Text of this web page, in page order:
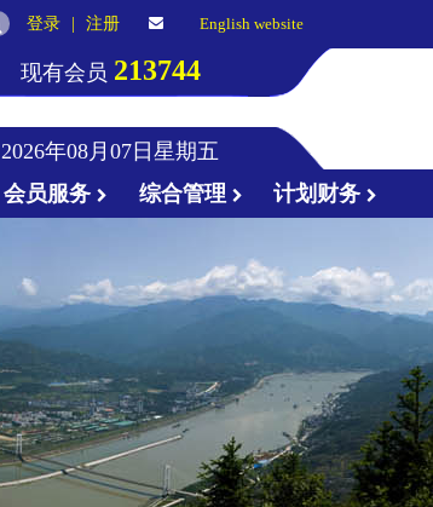
登录 注册 English website
现有会员 213744
2026年08月07日星期五
会员服务 综合管理 计划财务